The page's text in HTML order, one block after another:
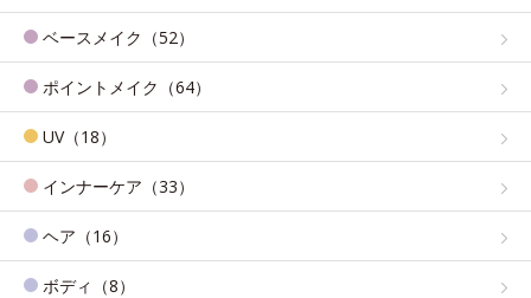
ベースメイク（52）
ポイントメイク（64）
UV（18）
インナーケア（33）
ヘア（16）
ボディ（8）